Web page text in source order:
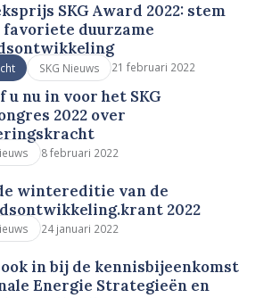
SKG Award 2022: stem
favoriete duurzame
SKG Nieuws 21 februari 2022
u nu in voor het SKG
2022 over
8 februari 2022
wintereditie van de
2022
24 januari 2022
in bij de kennisbijeenkomst
Energie Strategieën en